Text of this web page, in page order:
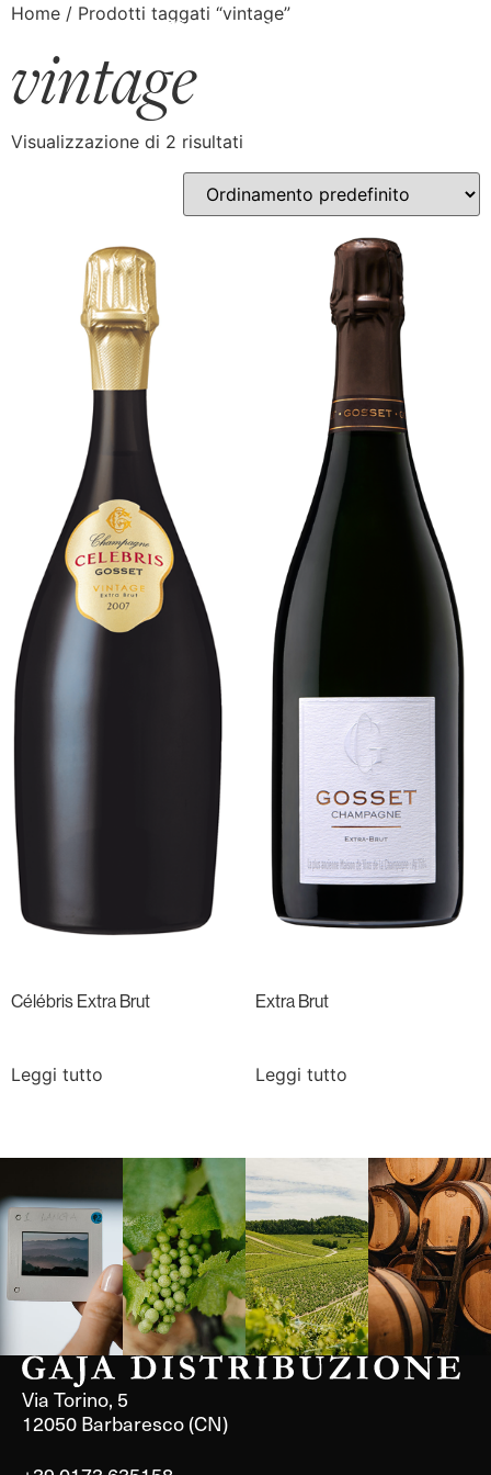
Home / Prodotti taggati “vintage”
vintage
Visualizzazione di 2 risultati
Célébris Extra Brut
Leggi tutto
Extra Brut
Leggi tutto
Langa, 1977 Borgogna,
Francia
Borgogna,
Francia
Instagram
Via Torino, 5
12050 Barbaresco (CN)